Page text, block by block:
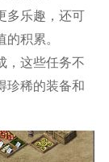
多乐趣，还可
积累。
，这些任务不
珍稀的装备和